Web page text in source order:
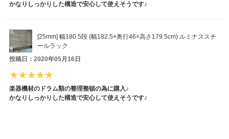
かなりしっかりした構造で安心して使えそうです♪
[25mm] 幅180 5段 (幅182.5×奥行46×高さ179.5cm) ルミナススチ
ールラック
投稿日：2020年05月16日
楽器機材のドラム類の整理整頓の為に購入♪
かなりしっかりした構造で安心して使えそうです♪